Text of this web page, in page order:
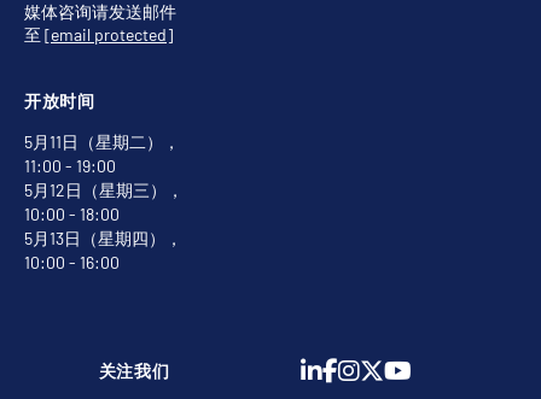
开放时间
5月11日（星期二），
11:00 - 19:00
5月12日（星期三），
10:00 - 18:00
5月13日（星期四），
10:00 - 16:00
媒体咨询请发送邮件
至 [email protected]
关注我们